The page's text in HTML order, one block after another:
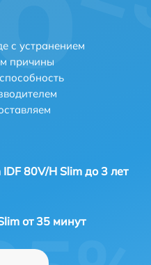
с устранением
причины
80V/H Slim до 3 лет
от 35 минут